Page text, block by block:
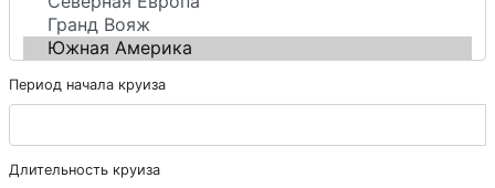
Период начала круиза
Длительность круиза